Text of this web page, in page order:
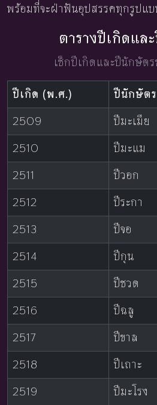
พร้อมที่จะฝ่าฟันอุปสรรคทุกรูปแ
ตารางปีเกิดแล
เช็กปีเกิดและปีนักษัต
ปีเกิด (พ.ศ.)
ปีนักษัตร
2509
ปีมะเมีย
2510
ปีมะแม
2511
ปีวอก
2512
ปีระกา
2513
ปีจอ
2514
ปีกุน
2515
ปีชวด
2516
ปีฉลู
2517
ปีขาล
2518
ปีเถาะ
2519
ปีมะโรง